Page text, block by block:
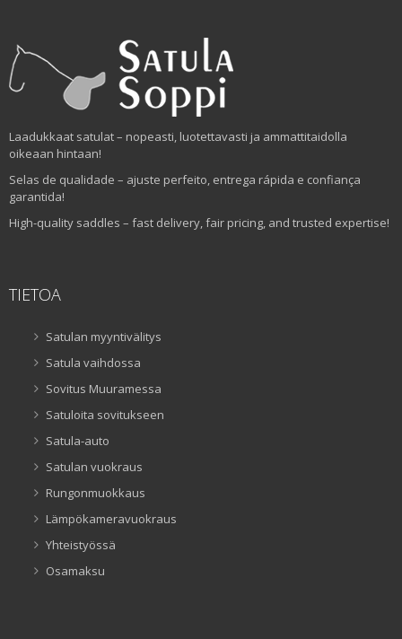
Laadukkaat satulat – nopeasti, luotettavasti ja ammattitaidolla
oikeaan hintaan!
Selas de qualidade – ajuste perfeito, entrega rápida e confiança
garantida!
High-quality saddles – fast delivery, fair pricing, and trusted expertise!
TIETOA
Satulan myyntivälitys
Satula vaihdossa
Sovitus Muuramessa
Satuloita sovitukseen
Satula-auto
Satulan vuokraus
Rungonmuokkaus
Lämpökameravuokraus
Yhteistyössä
Osamaksu